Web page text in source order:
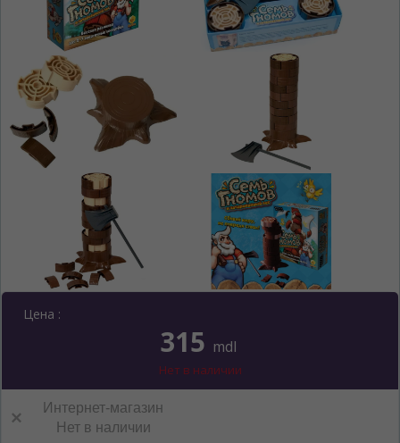
Цена :
315 mdl
Нет в наличии
Интернет-магазин
Нет в наличии